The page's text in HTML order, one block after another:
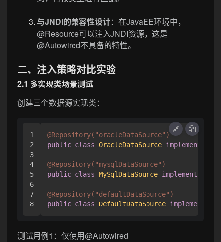
与JNDI的兼容性设计：在JavaEE环境中，
@Resource可以注入JNDI资源，这是
@Autowired不具备的特性。
二、注入策略对比实验
2.1 多实现类场景测试
创建三个数据源实现类：
1
2
3
4
5
6
7
@Repository("oracleDataSource")
public class OracleDataSource implements
@Repository("mysqlDataSource")
public class MySqlDataSource implements
@Repository("defaultDataSource")
public class DefaultDataSource implements
测试用例1：仅使用@Autowired